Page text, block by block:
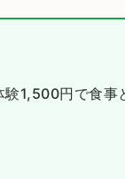
1,500円で食事